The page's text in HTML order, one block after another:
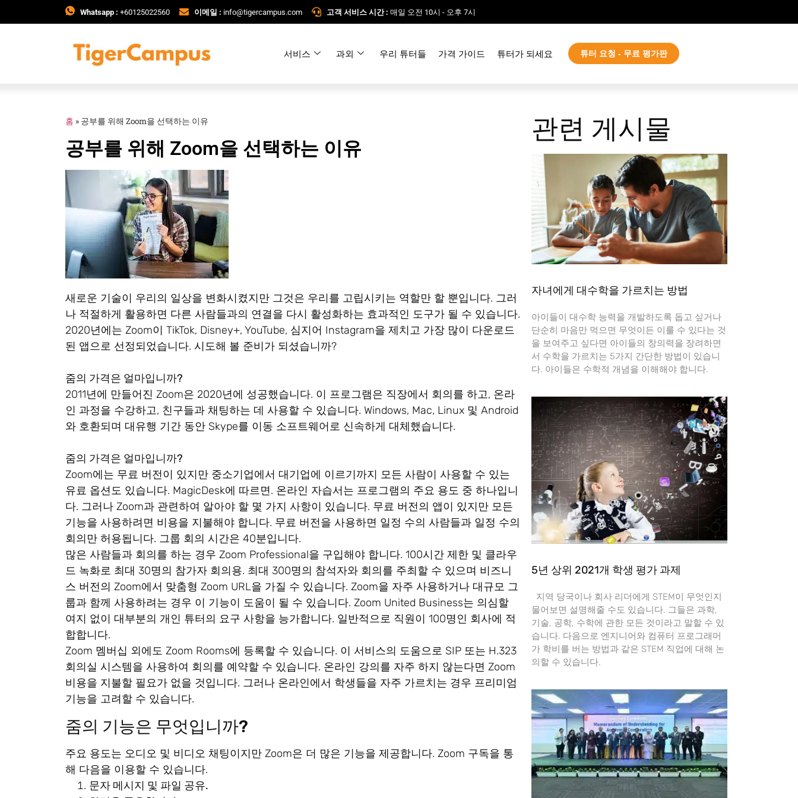
Whatsapp : +60125022560 이메일 : info@tigercampus.com 고객 서비스 시간 : 매일 오전 10시 - 오후 7시
서비스 과외 우리 튜터들 가격 가이드 튜터가 되세요 튜터 요청 - 무료 평가판
홈 » 공부를 위해 Zoom을 선택하는 이유
공부를 위해 Zoom을 선택하는 이유
새로운 기술이 우리의 일상을 변화시켰지만 그것은 우리를 고립시키는 역할만 할 뿐입니다. 그러
나 적절하게 활용하면 다른 사람들과의 연결을 다시 활성화하는 효과적인 도구가 될 수 있습니다.
2020년에는 Zoom이 TikTok, Disney+, YouTube, 심지어 Instagram을 제치고 가장 많이 다운로드
된 앱으로 선정되었습니다. 시도해 볼 준비가 되셨습니까?
줌의 가격은 얼마입니까?
2011년에 만들어진 Zoom은 2020년에 성공했습니다. 이 프로그램은 직장에서 회의를 하고, 온라
인 과정을 수강하고, 친구들과 채팅하는 데 사용할 수 있습니다. Windows, Mac, Linux 및 Android
와 호환되며 대유행 기간 동안 Skype를 이동 소프트웨어로 신속하게 대체했습니다.
줌의 가격은 얼마입니까?
Zoom에는 무료 버전이 있지만 중소기업에서 대기업에 이르기까지 모든 사람이 사용할 수 있는
유료 옵션도 있습니다. MagicDesk에 따르면. 온라인 자습서는 프로그램의 주요 용도 중 하나입니
다. 그러나 Zoom과 관련하여 알아야 할 몇 가지 사항이 있습니다. 무료 버전의 앱이 있지만 모든
기능을 사용하려면 비용을 지불해야 합니다. 무료 버전을 사용하면 일정 수의 사람들과 일정 수의
회의만 허용됩니다. 그룹 회의 시간은 40분입니다.
많은 사람들과 회의를 하는 경우 Zoom Professional을 구입해야 합니다. 100시간 제한 및 클라우
드 녹화로 최대 30명의 참가자 회의용. 최대 300명의 참석자와 회의를 주최할 수 있으며 비즈니
스 버전의 Zoom에서 맞춤형 Zoom URL을 가질 수 있습니다. Zoom을 자주 사용하거나 대규모 그
룹과 함께 사용하려는 경우 이 기능이 도움이 될 수 있습니다. Zoom United Business는 의심할
여지 없이 대부분의 개인 튜터의 요구 사항을 능가합니다. 일반적으로 직원이 100명인 회사에 적
합합니다.
Zoom 멤버십 외에도 Zoom Rooms에 등록할 수 있습니다. 이 서비스의 도움으로 SIP 또는 H.323
회의실 시스템을 사용하여 회의를 예약할 수 있습니다. 온라인 강의를 자주 하지 않는다면 Zoom
비용을 지불할 필요가 없을 것입니다. 그러나 온라인에서 학생들을 자주 가르치는 경우 프리미엄
기능을 고려할 수 있습니다.
줌의 기능은 무엇입니까?
주요 용도는 오디오 및 비디오 채팅이지만 Zoom은 더 많은 기능을 제공합니다. Zoom 구독을 통
해 다음을 이용할 수 있습니다.
문자 메시지 및 파일 공유.
관련 게시물
자녀에게 대수학을 가르치는 방법
아이들이 대수학 능력을 개발하도록 돕고 싶거나
단순히 마음만 먹으면 무엇이든 이룰 수 있다는 것
을 보여주고 싶다면 아이들의 창의력을 장려하면
서 수학을 가르치는 5가지 간단한 방법이 있습니
다. 아이들은 수학적 개념을 이해해야 합니다.
5년 상위 2021개 학생 평가 과제
지역 당국이나 회사 리더에게 STEM이 무엇인지
물어보면 설명해줄 수도 있습니다. 그들은 과학,
기술, 공학, 수학에 관한 모든 것이라고 말할 수 있
습니다. 다음으로 엔지니어와 컴퓨터 프로그래머
가 학비를 버는 방법과 같은 STEM 직업에 대해 논
의할 수 있습니다.